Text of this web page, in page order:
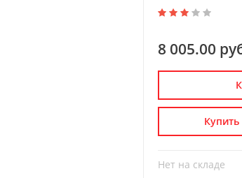
8 005.00
Нет на складе